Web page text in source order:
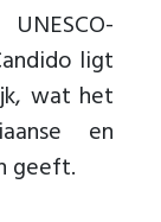
ligt
wat het
en
geeft.